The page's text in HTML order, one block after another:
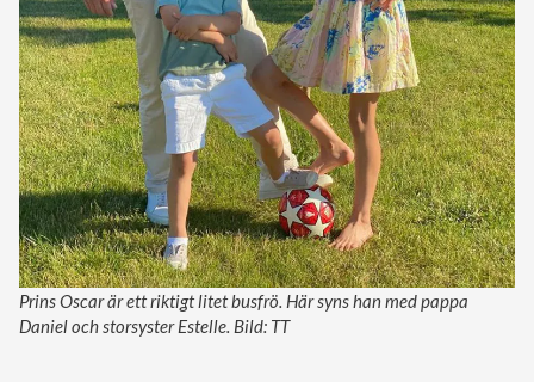
Prins Oscar är ett riktigt litet busfrö. Här syns han med pappa
Daniel och storsyster Estelle. Bild: TT